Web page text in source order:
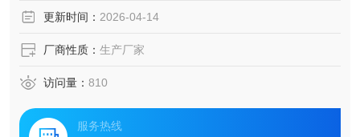
更新时间： 2026-04-14
厂商性质： 生产厂家
访问量： 810
服务热线